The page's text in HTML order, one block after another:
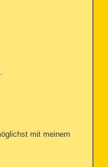
mit meinem